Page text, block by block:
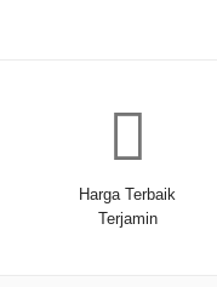
Harga Terbaik
Terjamin